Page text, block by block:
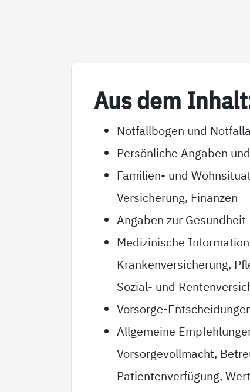
Aus dem
Notfallbogen und
Persönliche Angaben
Familien- und
Versicherung, Finanzen
Angaben zur Gesundheit
Medizinische
Krankenversicherung,
Sozial- und
Vorsorge-
Allgemeine
Vorsorgevollmacht,
Patientenverfügung,